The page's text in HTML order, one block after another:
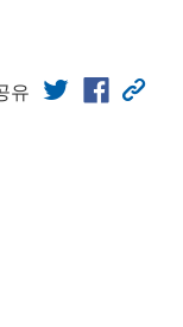
유